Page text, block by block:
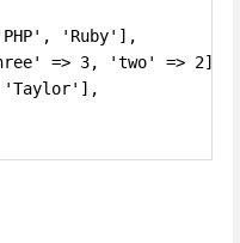
'Ruby'],
=> 3, 'two' => 2],